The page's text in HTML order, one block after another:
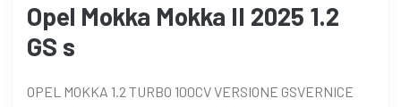
Opel Mokka Mokka II 2025 1.2
GS s
OPEL MOKKA 1.2 TURBO 100CV VERSIONE GSVERNICE